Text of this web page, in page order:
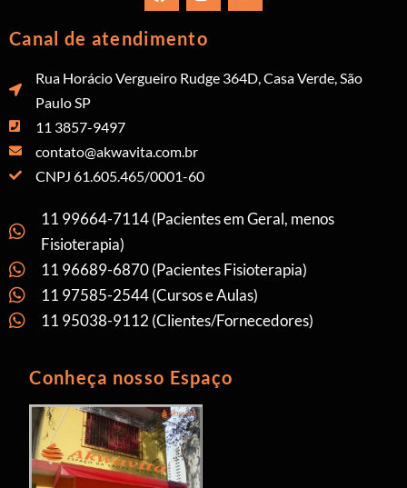
Canal de atendimento
Rua Horácio Vergueiro Rudge 364D, Casa Verde, São
Paulo SP
11 3857-9497
contato@akwavita.com.br
CNPJ 61.605.465/0001-60
11 99664-7114 (Pacientes em Geral, menos
Fisioterapia)
11 96689-6870 (Pacientes Fisioterapia)
11 97585-2544 (Cursos e Aulas)
11 95038-9112 (Clientes/Fornecedores)
Conheça nosso Espaço